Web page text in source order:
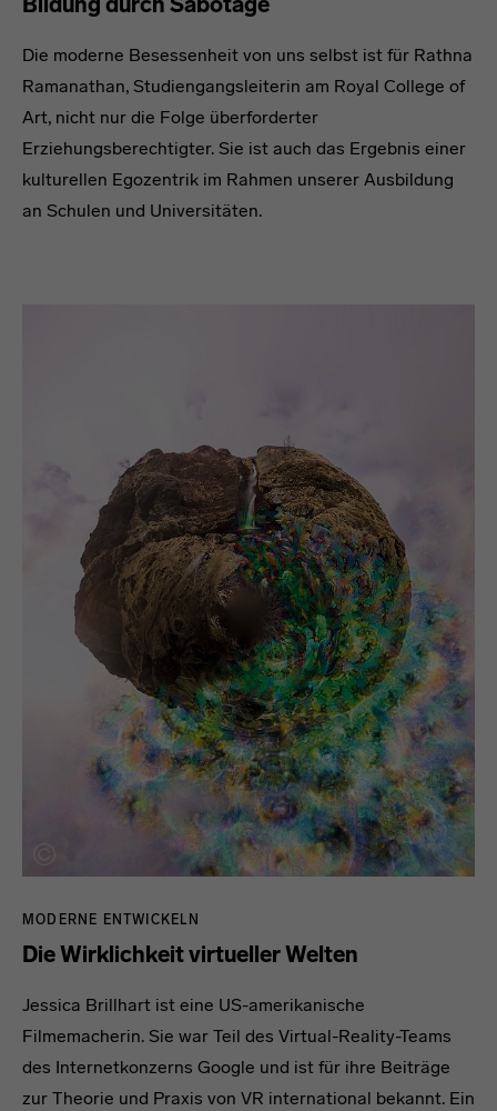
Die moderne Besessenheit von uns selbst ist für Rathna
Ramanathan, Studiengangsleiterin am Royal College of
Art, nicht nur die Folge überforderter
Erziehungsberechtigter. Sie ist auch das Ergebnis einer
kulturellen Egozentrik im Rahmen unserer Ausbildung
an Schulen und Universitäten.
MODERNE ENTWICKELN
Die Wirklichkeit virtueller Welten
Jessica Brillhart ist eine US-amerikanische
Filmemacherin. Sie war Teil des Virtual-Reality-Teams
des Internetkonzerns Google und ist für ihre Beiträge
zur Theorie und Praxis von VR international bekannt. Ein